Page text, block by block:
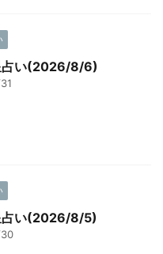
占い(2026/8/6)
占い(2026/8/5)